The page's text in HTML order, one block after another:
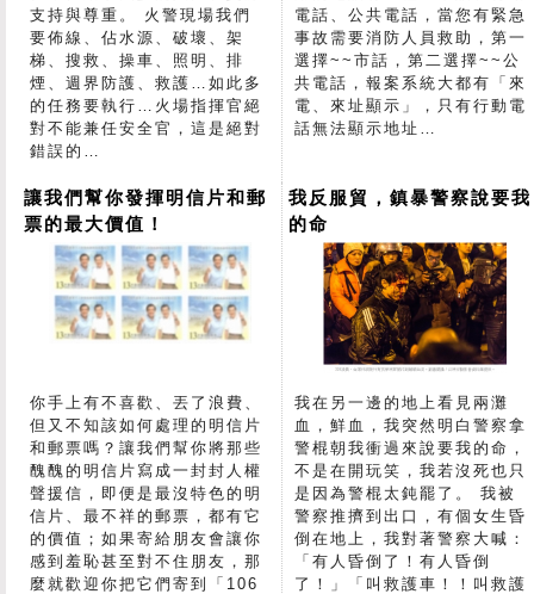
支持與尊重。 火警現場我們
要佈線、佔水源、破壞、架
梯、搜救、操車、照明、排
煙、週界防護、救護…如此多
的任務要執行…火場指揮官絕
對不能兼任安全官，這是絕對
錯誤的…
電話、公共電話，當您有緊急
事故需要消防人員救助，第一
選擇~~市話，第二選擇~~公
共電話，報案系統大都有「來
電、來址顯示」，只有行動電
話無法顯示地址…
讓我們幫你發揮明信片和郵
票的最大價值！
你手上有不喜歡、丟了浪費、
但又不知該如何處理的明信片
和郵票嗎？讓我們幫你將那些
醜醜的明信片寫成一封封人權
聲援信，即便是最沒特色的明
信片、最不祥的郵票，都有它
的價值；如果寄給朋友會讓你
感到羞恥甚至對不住朋友，那
麼就歡迎你把它們寄到「106
我反服貿，鎮暴警察說要我
的命
我在另一邊的地上看見兩灘
血，鮮血，我突然明白警察拿
警棍朝我衝過來說要我的命，
不是在開玩笑，我若沒死也只
是因為警棍太鈍罷了。 我被
警察推擠到出口，有個女生昏
倒在地上，我對著警察大喊：
「有人昏倒了！有人昏倒
了！」「叫救護車！！叫救護